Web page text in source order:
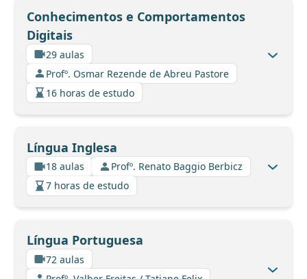
Conhecimentos e Comportamentos
Digitais
29 aulas
Profº. Osmar Rezende de Abreu Pastore
16 horas de estudo
Língua Inglesa
18 aulas
Profº. Renato Baggio Berbicz
7 horas de estudo
Língua Portuguesa
72 aulas